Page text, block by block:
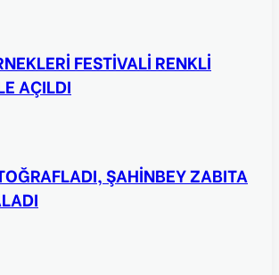
FESTİVALİ RENKLİ
AÇILDI
ŞAHİNBEY ZABITA